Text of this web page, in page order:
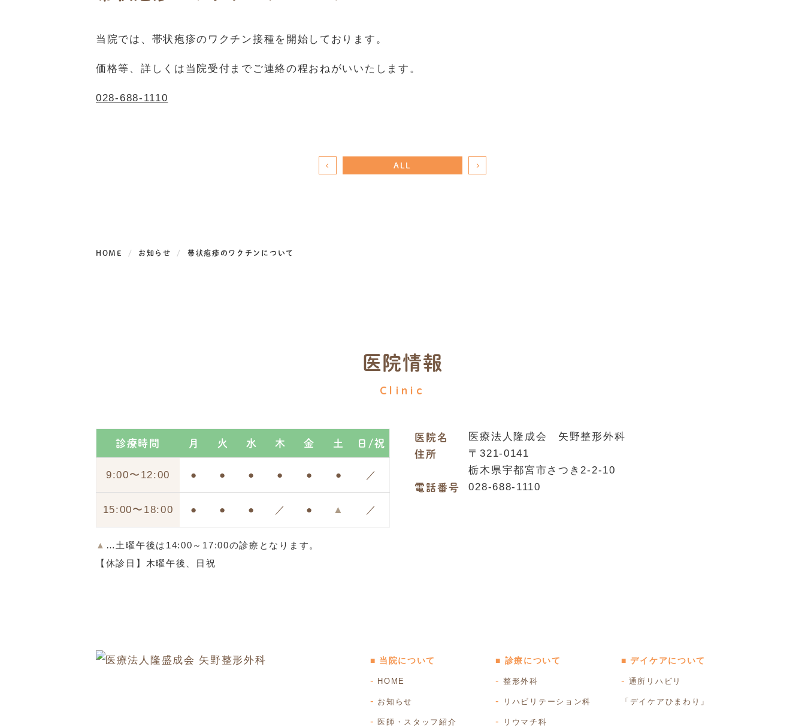
当院では、帯状疱疹のワクチン接種を開始しております。
価格等、詳しくは当院受付までご連絡の程おねがいいたします。
028-688-1110
ALL
HOME お知らせ 帯状疱疹のワクチンについて
医院情報
Clinic
診療時間 月 火 水 木 金 土 日/祝
9:00〜12:00 ● ● ● ● ● ● ／
15:00〜18:00 ● ● ● ／ ● ▲ ／
▲ …土曜午後は14:00～17:00の診療となります。
【休診日】木曜午後、日祝
医院名 医療法人隆成会 矢野整形外科
住所
〒321-0141
栃木県宇都宮市さつき2-2-10
電話番号 028-688-1110
■ 当院について
HOME
お知らせ
医師・スタッフ紹介
■ 診療について
整形外科
リハビリテーション科
リウマチ科
■ デイケアについて
通所リハビリ
「デイケアひまわり」